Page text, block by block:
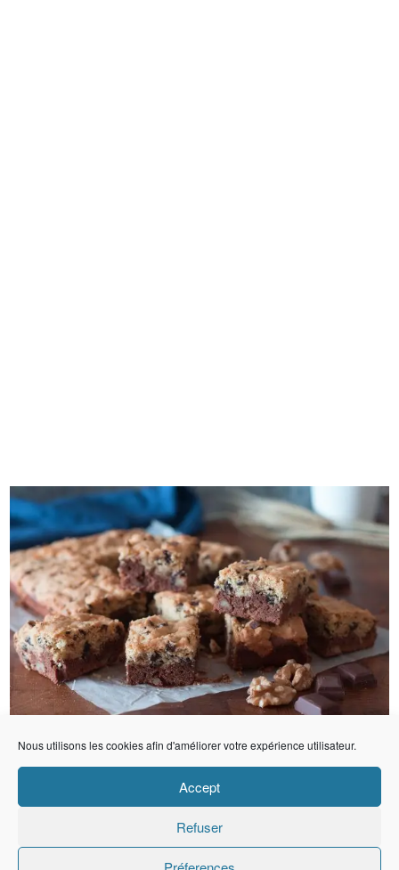
Nous utilisons les cookies afin d'améliorer votre expérience utilisateur.
Accept
Refuser